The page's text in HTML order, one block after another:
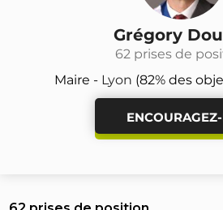
Grégory
62 prises de
Maire - Lyon (82% des